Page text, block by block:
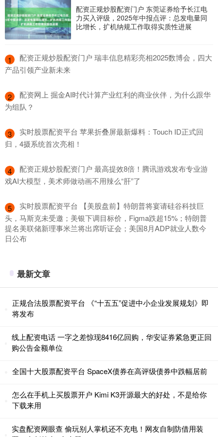
配资正规炒股配资门户 东莞证券给予长江电
力买入评级，2025年中报点评：总发电量同
比增长，扩机纳规工作取得实质性进展
1
​配资正规炒股配资门户 瑞丰信息精彩亮相2025数博会，四大
产品引领产业新未来
2
​配资网上 掘金AI时代计算产业红利的商业伙伴，为什么跟华
为组队？
3
​实时股票配资平台 苹果折叠屏最新爆料：Touch ID正式回
归，4摄系统首次亮相！
4
​配资正规炒股配资门户 最高提效8倍！腾讯游戏发布专业游
戏AI大模型，美术师做动画不用辣么“肝”了
5
​实时股票配资平台 【美股盘前】特朗普将宴请硅谷科技巨
头，马斯克未受邀；美银下调目标价，Figma跌超15%；特朗普
提名美联储新理事米兰将出席听证会；美国8月ADP就业人数今
日公布
最新文章
正规合法股票配资平台 《“十五五”促进中小企业发展规划》即
将发布
线上配资电话 一字之差惊现8416亿回购，华安证券紧急更正回
购公告金额单位
全国十大股票配资平台 SpaceX债券在高评级债券中跌幅居前
怎么在手机上买股票开户 Kimi K3开源最大的好处，不是给你
下载来用
实盘配资网眼查 偷玩别人掌机还不充电！网友自制防借用装